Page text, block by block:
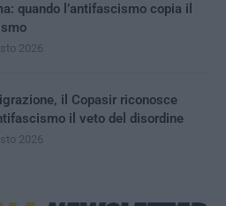
quando l’antifascismo copia il
2026
il Copasir riconosce
il veto del disordine
2026